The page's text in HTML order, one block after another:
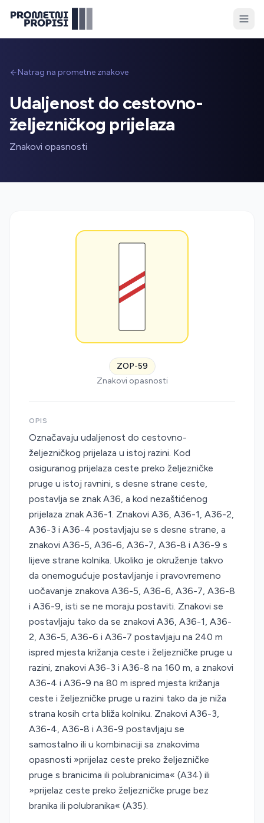
Natrag na prometne znakove
Udaljenost do cestovno-
željezničkog prijelaza
Znakovi opasnosti
ZOP-59
Znakovi opasnosti
OPIS
Označavaju udaljenost do cestovno-
željezničkog prijelaza u istoj razini. Kod
osiguranog prijelaza ceste preko željezničke
pruge u istoj ravnini, s desne strane ceste,
postavlja se znak A36, a kod nezaštićenog
prijelaza znak A36-1. Znakovi A36, A36-1, A36-2,
A36-3 i A36-4 postavljaju se s desne strane, a
znakovi A36-5, A36-6, A36-7, A36-8 i A36-9 s
lijeve strane kolnika. Ukoliko je okruženje takvo
da onemogućuje postavljanje i pravovremeno
uočavanje znakova A36-5, A36-6, A36-7, A36-8
i A36-9, isti se ne moraju postaviti. Znakovi se
postavljaju tako da se znakovi A36, A36-1, A36-
2, A36-5, A36-6 i A36-7 postavljaju na 240 m
ispred mjesta križanja ceste i željezničke pruge u
razini, znakovi A36-3 i A36-8 na 160 m, a znakovi
A36-4 i A36-9 na 80 m ispred mjesta križanja
ceste i željezničke pruge u razini tako da je niža
strana kosih crta bliža kolniku. Znakovi A36-3,
A36-4, A36-8 i A36-9 postavljaju se
samostalno ili u kombinaciji sa znakovima
opasnosti »prijelaz ceste preko željezničke
pruge s branicima ili polubranicima« (A34) ili
»prijelaz ceste preko željezničke pruge bez
branika ili polubranika« (A35).